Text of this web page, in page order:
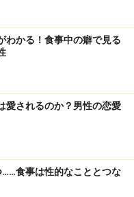
わかる！食事中の癖で見る
愛されるのか？男性の恋愛
食事は性的なこととつな